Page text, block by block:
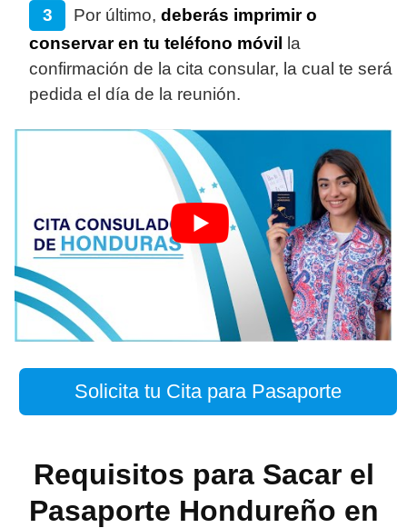
Por último, deberás imprimir o
conservar en tu teléfono móvil
la
confirmación de la cita consular, la cual te será
pedida el día de la reunión.
Solicita tu Cita para Pasaporte
Requisitos para Sacar el
Pasaporte Hondureño en